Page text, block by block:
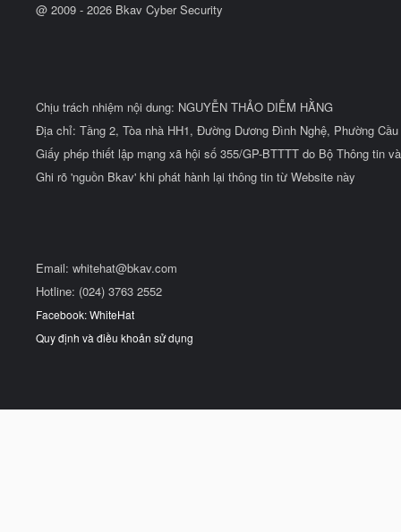
@ 2009 - 2026 Bkav Cyber Security
Chịu trách nhiệm nội dung: NGUYỄN THẢO DIỄM HẰNG
Địa chỉ: Tầng 2, Tòa nhà HH1, Đường Dương Đình Nghệ, Phường
Giấy phép thiết lập mạng xã hội số 355/GP-BTTTT do Bộ Thông tin
Ghi rõ 'nguồn Bkav' khi phát hành lại thông tin từ Website này
Email: whitehat@bkav.com
Hotline: (024) 3763 2552
Facebook: WhiteHat
Quy định và điều khoản sử dụng